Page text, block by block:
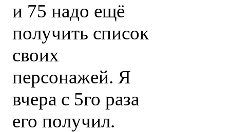
и 75 надо ещё
получить список
своих
персонажей. Я
вчера с 5го раза
его получил.